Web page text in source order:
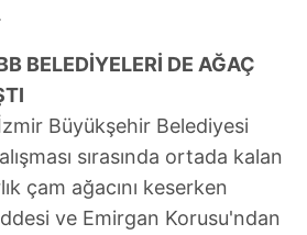
BELEDİYELERİ DE AĞAÇ
Büyükşehir Belediyesi
sırasında ortada kalan
çam ağacını keserken
ve Emirgan Korusu'ndan